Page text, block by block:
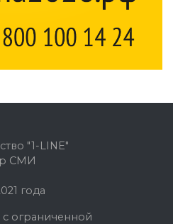
"1-LINE"
СМИ
года
ограниченной